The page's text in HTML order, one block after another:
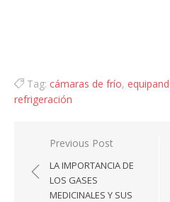
Tag: cámaras de frío,
refrigeración
Navegación
de
entradas
Previous Post
LA IMPORTANCIA DE
LOS GASES
MEDICINALES Y SUS